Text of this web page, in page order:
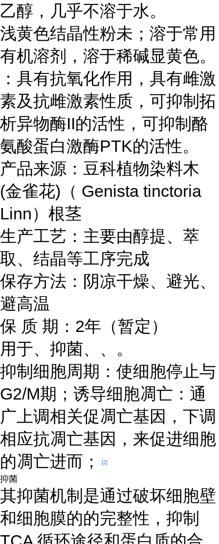
乙醇，几乎不溶于水。
浅黄色结晶性粉未；溶于常用
有机溶剂，溶于稀碱显黄色。
：具有抗氧化作用，具有雌激
素及抗雌激素性质，可抑制拓
析异物酶II的活性，可抑制酪
氨酸蛋白激酶PTK的活性。
产品来源：豆科植物染料木
(金雀花)（ Genista tinctoria
Linn）根茎
生产工艺：主要由醇提、萃
取、结晶等工序完成
保存方法：阴凉干燥、避光、
避高温
保 质 期：2年（暂定）
用于、抑菌、、。
抑制细胞周期：使细胞停止与
G2/M期；诱导细胞凋亡：通
广上调相关促凋亡基因，下调
相应抗凋亡基因，来促进细胞
的凋亡进而；
[2]
抑菌
其抑菌机制是通过破坏细胞壁
和细胞膜的的完整性，抑制